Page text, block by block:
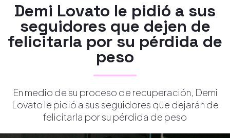
Demi Lovato le pidió a sus
seguidores que dejen de
felicitarla por su pérdida de
peso
En medio de su proceso de recuperación, Demi
Lovato le pidió a sus seguidores que dejarán de
felicitarla por su pérdida de peso